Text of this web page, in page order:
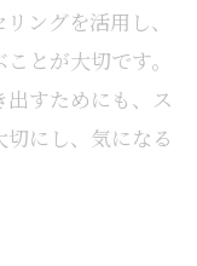
ングを活用し、
とが大切です。
すためにも、ス
にし、気になる